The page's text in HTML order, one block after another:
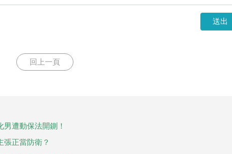
送出
回上一頁
男遭動保法開鍘！
張正當防衛？